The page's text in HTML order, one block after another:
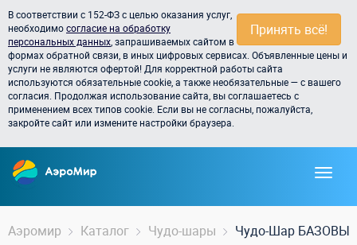
Принять всё!
В соответствии с 152-ФЗ с целью оказания услуг,
необходимосогласие на обработку
персональных данных , запрашиваемых сайтом в
формах обратной связи, в иных цифровых сервисах. Объявленные цены и
услуги не являются офертой! Для корректной работы сайта
используются обязательные cookie, а также необязательные — с вашего
согласия. Продолжая использование сайта, вы соглашаетесь с
применением всех типов cookie. Если вы не согласны, пожалуйста,
закройте сайт или измените настройки браузера.
Аэромир Каталог Чудо-шары Чудо-Шар